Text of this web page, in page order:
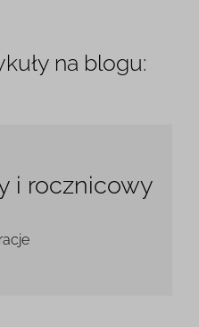
na blogu:
i rocznicowy